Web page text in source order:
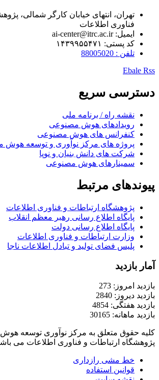
تهران، انتهای خیابان کارگر شمالی،
فناوری اطلاعات
ایمیل: ai-center@itrc.ac.ir
کد پستی: ۱۴۳۹۹۵۵۴۷۱
تلفن : 88005020
Ebale Rss
دسترسی سریع
نقشه راه / برنامه ملی
رویدادهای هوش مصنوعی
کنفرانس های هوش مصنوعی
پروژه های مرکز نوآوری و توسعه هوش
شرکت های دانش بنیان و نوپا
سمینارهای هوش مصنوعی
پیوندهای مرتبط
پژوهشگاه ارتباطات و فناوری اطلاعات
پایگاه اطلاع رسانی رهبر معظم انقلاب
پایگاه اطلاع رسانی دولت
وزارت ارتباطات و فناوری اطلاعات
پلیس فضای تولید و تبادل اطلاعات ناجا
آمار بازدید
بازدید امروز: 273
بازدید دیروز: 2840
بازدید هفتگی: 4854
بازدید ماهانه: 30165
کلیه حقوق متعلق به مرکز نوآوری توسعه
پژوهشگاه ارتباطات و فناوری اطلاعات می
خط مشی رازداری
قوانین استفاده